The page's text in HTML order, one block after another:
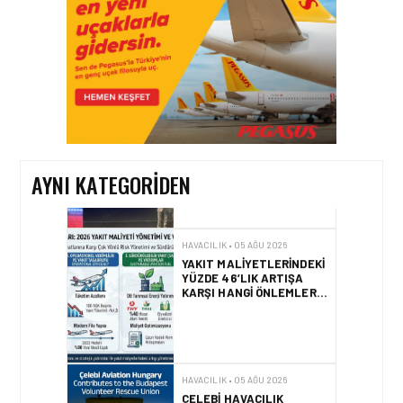
AYNI KATEGORIDEN
HAVACILIK • 06 AĞU 2026
HITIT BILIŞIM 500’DE
SEKTÖREL YAZILIM
BIRINCISI
YÜZDE 46’LIK ARTIŞA
ALINIYOR?
MACARISTAN’DAN